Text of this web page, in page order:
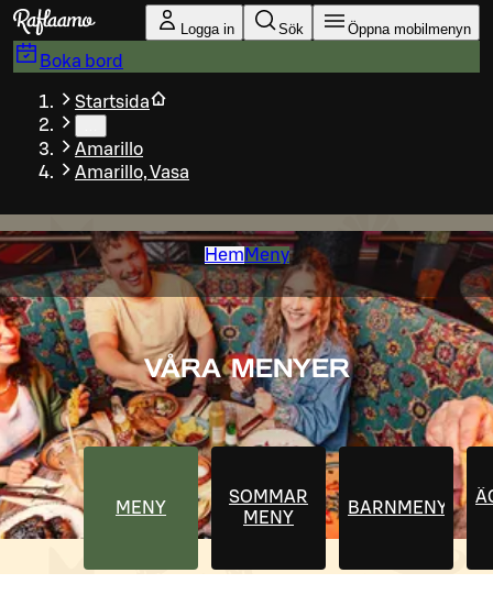
Gå till huvudinnehållet
Logga in Sök Öppna mobilmenyn
Boka bord
Startsida
Amarillo
Amarillo, Vasa
Hem Meny
VÅRA MENYER
MENY
SOMMAR
MENY
BARNMENY